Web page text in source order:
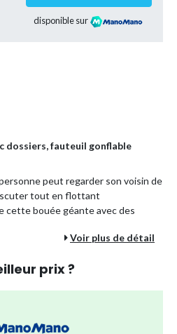
disponible sur
dossiers, fauteuil gonflable
peut regarder son voisin de
tout en flottant
cette bouée géante avec des
avec valves de sécurité pour
de chaque côté pour transporter la
d'une pompe à main ou d'une pompe
qui peut aussi se brancher sur
Voir plus de détail
prix ?